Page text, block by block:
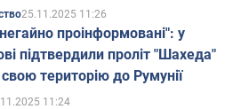
25.11.2025 11:26
проінформовані": у
підтвердили проліт "Шахеда"
територію до Румунії
11:24